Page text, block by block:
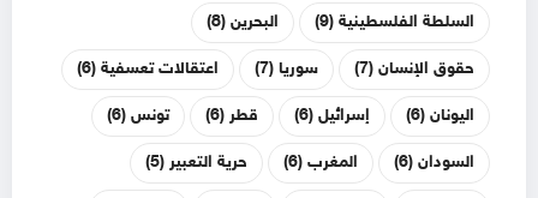
السلطة الفلسطينية (9) البحرين (8)
حقوق الإنسان (7) سوريا (7) اعتقالات تعسفية (6)
اليونان (6) إسرائيل (6) قطر (6) تونس (6)
السودان (6) المغرب (6) حرية التعبير (5)